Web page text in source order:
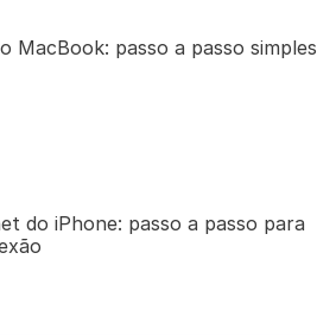
MacBook: passo a passo simples
do iPhone: passo a passo para